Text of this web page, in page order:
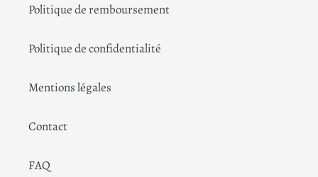
Politique de remboursement
Politique de confidentialité
Mentions légales
Contact
FAQ